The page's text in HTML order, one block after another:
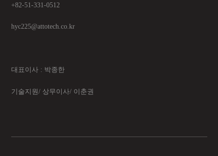
+82-51-331-0512
hyc225@attotech.co.kr
대표이사 : 박종한
기술지원/ 상무이사/ 이춘권